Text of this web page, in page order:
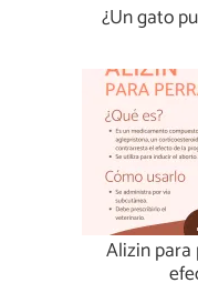
¿Un gato
Alizin para